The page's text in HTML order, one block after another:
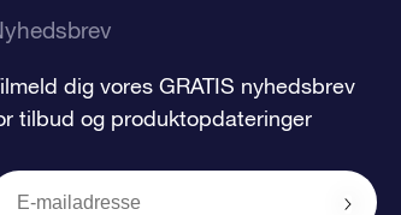
dig vores GRATIS nyhedsbrev
tilbud og produktopdateringer